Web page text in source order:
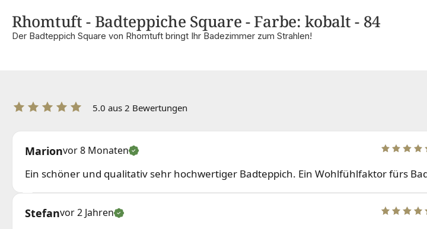
Rhomtuft - Badteppiche Square - Farbe: kobalt - 84
Der Badteppich Square von Rhomtuft bringt Ihr Badezimmer zum Strahlen!
5.0 aus 2 Bewertungen
Marionvor 8 Monaten
Ein schöner und qualitativ sehr hochwertiger Badteppich. Ein Wohlfühlfaktor fürs
Stefanvor 2 Jahren